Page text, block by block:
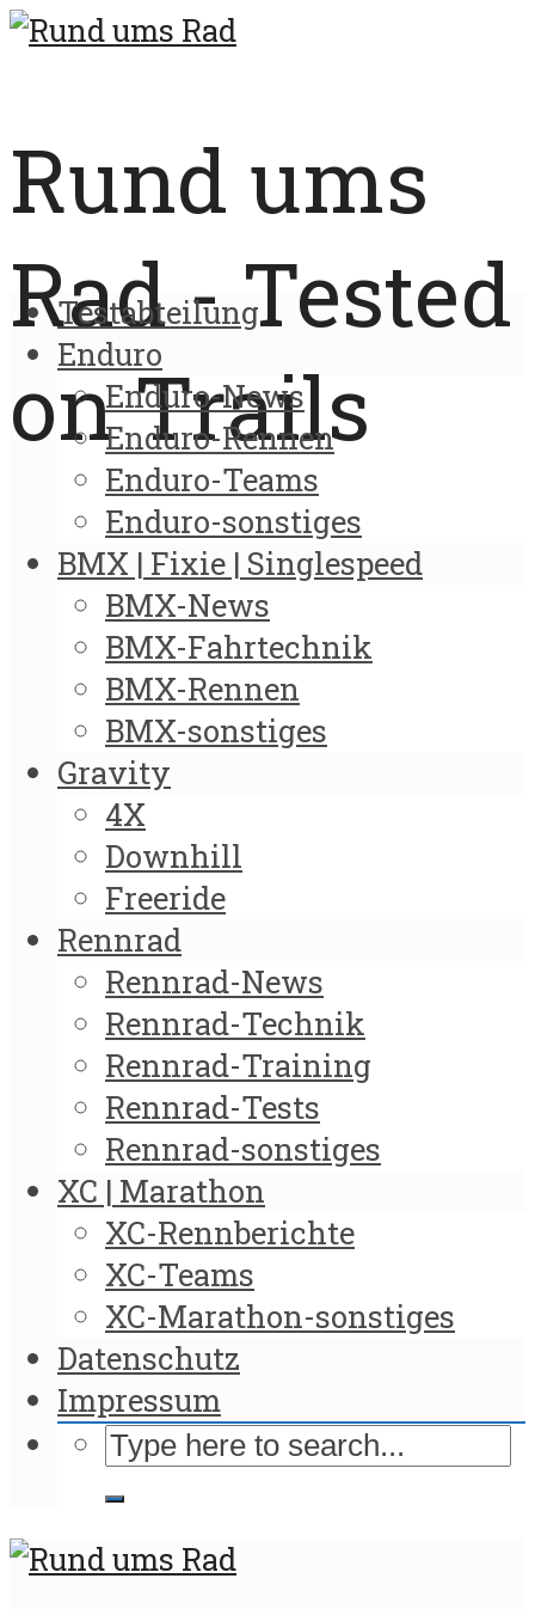
Rund ums
Rad - Tested
on Trails
Testabteilung
Enduro
Enduro-News
Enduro-Rennen
Enduro-Teams
Enduro-sonstiges
BMX | Fixie | Singlespeed
BMX-News
BMX-Fahrtechnik
BMX-Rennen
BMX-sonstiges
Gravity
4X
Downhill
Freeride
Rennrad
Rennrad-News
Rennrad-Technik
Rennrad-Training
Rennrad-Tests
Rennrad-sonstiges
XC | Marathon
XC-Rennberichte
XC-Teams
XC-Marathon-sonstiges
Datenschutz
Impressum